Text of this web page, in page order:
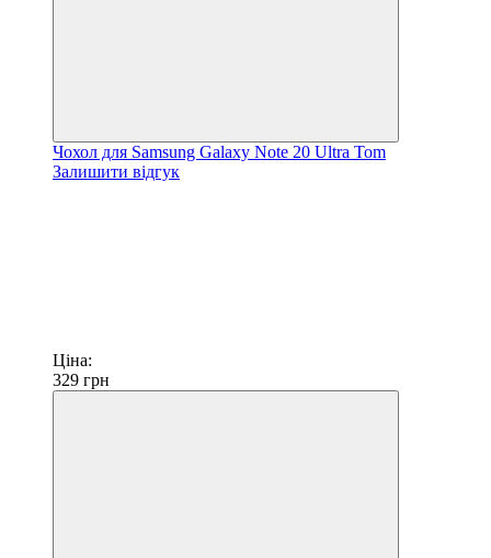
Чохол для Samsung Galaxy Note 20 Ultra Tom
Залишити відгук
Ціна:
329 грн